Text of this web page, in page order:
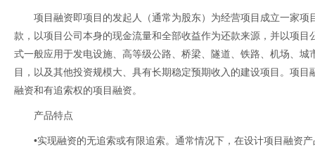
项目融资即项目的发起人（通常为股东）为经营项目成立一家
款，以项目公司本身的现金流量和全部收益作为还款来源，并以项
式一般应用于发电设施、高等级公路、桥梁、隧道、铁路、机场、
目，以及其他投资规模大、具有长期稳定预期收入的建设项目。项
融资和有追索权的项目融资。
产品特点
•实现融资的无追索或有限追索。通常情况下，在设计项目融资